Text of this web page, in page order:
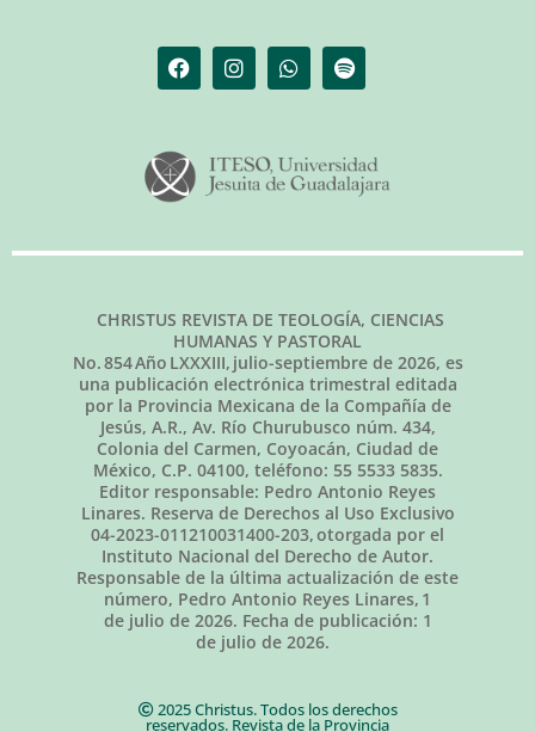
CHRISTUS REVISTA DE TEOLOGÍA, CIENCIAS
HUMANAS Y PASTORAL
No.854Año LXXXIII, julio-septiembre de 2026, es
una publicación electrónica trimestral editada
por la Provincia Mexicana de la Compañía de
Jesús, A.R., Av. Río Churubusco núm. 434,
Colonia del Carmen, Coyoacán, Ciudad de
México, C.P. 04100, teléfono: 55 5533 5835.
Editor responsable: Pedro Antonio Reyes
Linares. Reserva de Derechos al Uso Exclusivo
04-2023-011210031400-203, otorgada por el
Instituto Nacional del Derecho de Autor.
Responsable de la última actualización de este
número, Pedro Antonio Reyes Linares, 1
de julio de 2026. Fecha de publicación: 1
de julio de 2026.
2025 Christus. Todos los derechos
reservados. Revista de la Provincia